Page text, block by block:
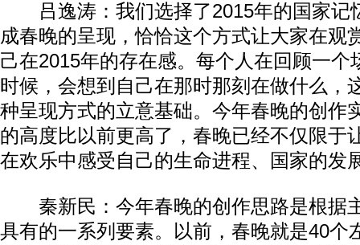
吕逸涛：我们选择了2015年的国家记
成春晚的呈现，恰恰这个方式让大家在观
己在2015年的存在感。每个人在回顾一个
时候，会想到自己在那时那刻在做什么，
种呈现方式的立意基础。今年春晚的创作
的高度比以前更高了，春晚已经不仅限于
在欢乐中感受自己的生命进程、国家的发
秦新民：今年春晚的创作思路是根据
具有的一系列要素。以前，春晚就是40个